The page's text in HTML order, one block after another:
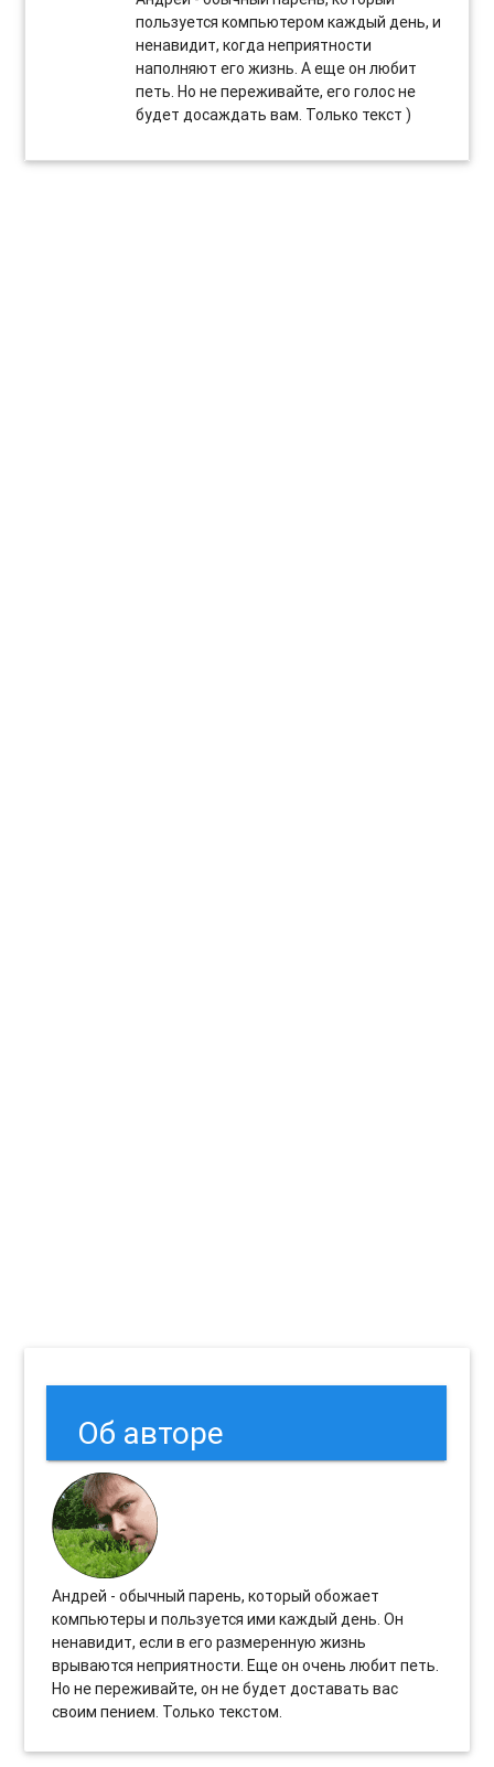
пользуется компьютером каждый день, и
ненавидит, когда неприятности
наполняют его жизнь. А еще он любит
петь. Но не переживайте, его голос не
будет досаждать вам. Только текст )
Об авторе
Андрей - обычный парень, который обожает
компьютеры и пользуется ими каждый день. Он
ненавидит, если в его размеренную жизнь
врываются неприятности. Еще он очень любит петь.
Но не переживайте, он не будет доставать вас
своим пением. Только текстом.